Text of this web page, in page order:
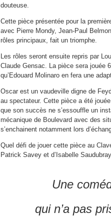
douteuse.
Cette pièce présentée pour la
avec Pierre Mondy, Jean-Paul
rôles principaux, fait un triomphe.
Les rôles seront ensuite repris par
Claude Gensac. La pièce sera jouée
qu’Edouard Molinaro en fera une
Oscar est un vaudeville digne de
au spectateur. Cette pièce a été
que son succès ne s’essouffle un
mécanique de Boulevard avec des
s’enchainent notamment lors
Quel défi de jouer cette pièce au
Patrick Savey et d’Isabelle
Une
qui n’a pas